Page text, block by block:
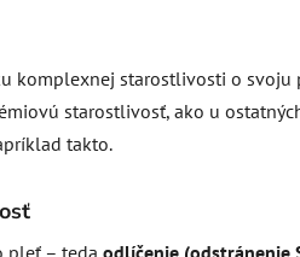
komplexnej starostlivosti o svoju
starostlivosť, ako u
takto.
pleť – teda odlíčenie (odstránenie